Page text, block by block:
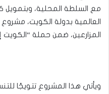
مع السلطة المحلية، وبتمويل
المزارعين، ضمن حملة “الكويت
ويأتي هذا المشروع تتويجًا